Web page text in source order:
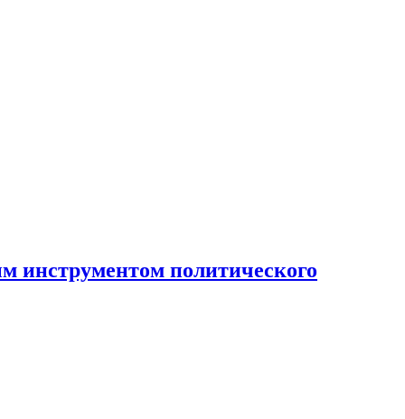
инструментом политического